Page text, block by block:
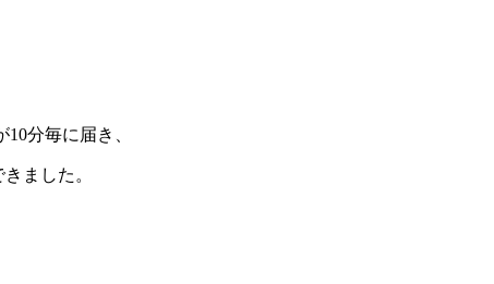
分毎に届き、
ました。